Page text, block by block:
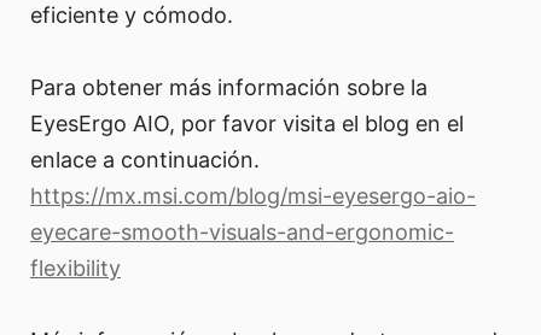
eficiente y cómodo.
Para obtener más información sobre la
EyesErgo AIO, por favor visita el blog en el
enlace a continuación.
https://mx.msi.com/blog/msi-eyesergo-aio-
eyecare-smooth-visuals-and-ergonomic-
flexibility